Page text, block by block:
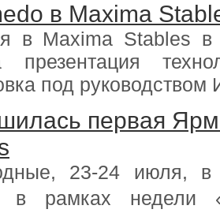
в Maxima
в Maxima Stables в
презентация
под руководством
первая
23-24 июля, в
в рамках недели